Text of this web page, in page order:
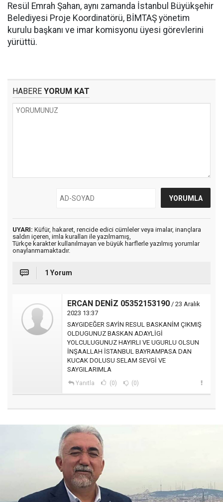
Resül Emrah Şahan, aynı zamanda İstanbul Büyükşehir
Belediyesi Proje Koordinatörü, BİMTAŞ yönetim
kurulu başkanı ve imar komisyonu üyesi görevlerini
yürüttü.
HABERE YORUM KAT
UYARI: Küfür, hakaret, rencide edici cümleler veya imalar, inançlara
saldırı içeren, imla kuralları ile yazılmamış,
Türkçe karakter kullanılmayan ve büyük harflerle yazılmış yorumlar
onaylanmamaktadır.
1 Yorum
ERCAN DENİZ 05352153190 / 23 Aralık
2023 13:37
SAYGIDEĞER SAYİN RESUL BASKANİM ÇIKMIŞ
OLDUGUNUZ BASKAN ADAYLİGİ
YOLCULUGUNUZ HAYIRLI VE UGURLU OLSUN
İNŞAALLAH İSTANBUL BAYRAMPASA DAN
KUCAK DOLUSU SELAM SEVGİ VE
SAYGILARIMLA
Yanıtla (0) (0)